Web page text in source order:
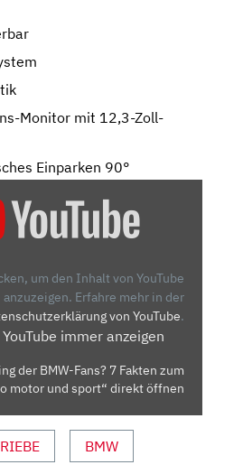
Monitor mit 12,3-Zoll-
Einparken 90°
um den Inhalt von YouTube
anzuzeigen. Erfahre mehr in der
von YouTube.
immer anzeigen
der BMW-Fans? 7 Fakten zum
motor und sport“ direkt öffnen
BMW